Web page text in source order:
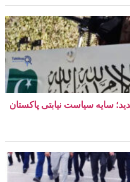
سایه سیاست نیابتی پاکستان